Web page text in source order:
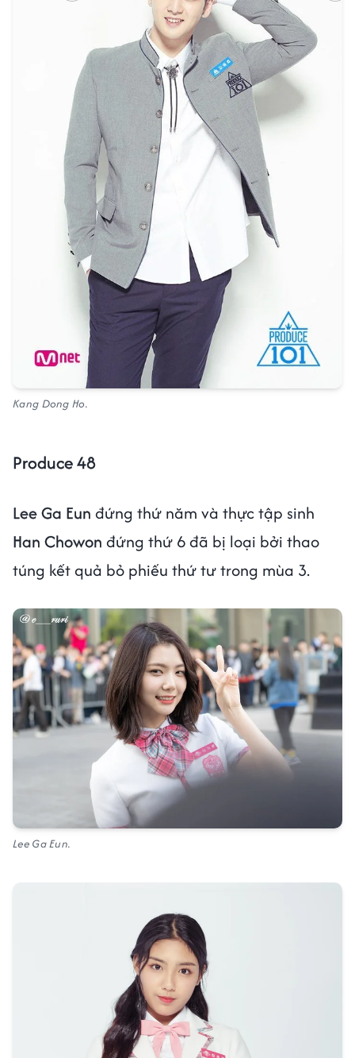
Kang Dong Ho.
Produce 48
Lee Ga Eun đứng thứ năm và thực tập sinh
Han Chowon đứng thứ 6 đã bị loại bởi thao
túng kết quả bỏ phiếu thứ tư trong mùa 3.
Lee Ga Eun.